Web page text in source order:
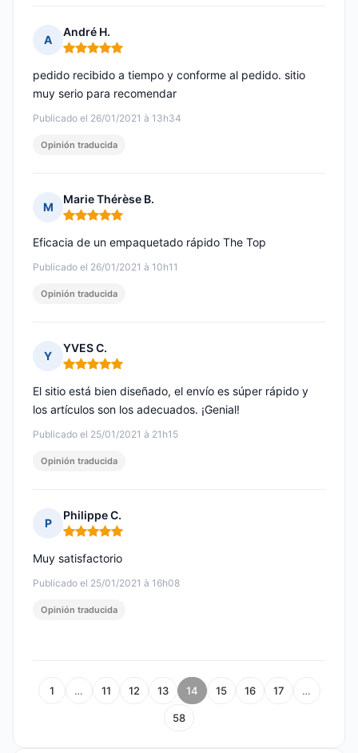
A
André H.
Nota: 5 de 5
Publicado el 26/01/2021 à 13h34
pedido recibido a tiempo y conforme al pedido. sitio
muy serio para recomendar
Opinión traducida
M
Marie Thérèse B.
Nota: 5 de 5
Publicado el 26/01/2021 à 10h11
Eficacia de un empaquetado rápido The Top
Opinión traducida
Y
YVES C.
Nota: 5 de 5
Publicado el 25/01/2021 à 21h15
El sitio está bien diseñado, el envío es súper rápido y
los artículos son los adecuados. ¡Genial!
Opinión traducida
P
Philippe C.
Nota: 5 de 5
Publicado el 25/01/2021 à 16h08
Muy satisfactorio
Opinión traducida
1 … 11 12 13 14 15 16 17 …
58